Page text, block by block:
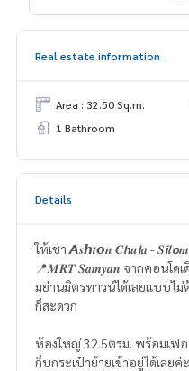
Real estate information
Area : 32.50 Sq.m.
1 Bathroom
Details
ให้เช่า 𝘼𝒔𝙝𝒕𝙤𝒏 𝑪𝙝𝒖𝙡𝒂 -
📍𝑴𝑹𝑻 𝑺𝒂𝒎𝒚𝒂𝒏 จากคอนโดเ
มย่านมิตรทาวน์ได้เลยแบบไ
ก็สะดวก
ห้องใหญ่ 32.5ตรม. พร้อมเฟ
ก็บกระเป๋าย้ายเข้าอยู่ได้เลยค่ะ